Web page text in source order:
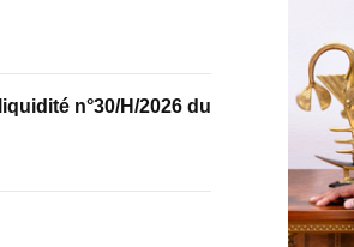
n°30/H/2026 du